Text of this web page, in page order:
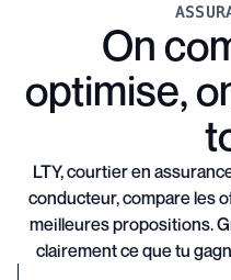
On
optimise,
LTY, courtier en
conducteur, compare les
meilleures propositions.
clairement ce que tu